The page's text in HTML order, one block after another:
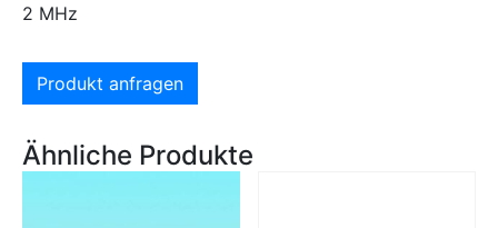
2 MHz
Produkt anfragen
Ähnliche Produkte